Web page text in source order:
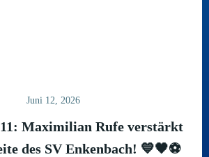
Juni 12, 2026
Maximilian Rufe verstärkt
des SV Enkenbach! 💙🖤⚽